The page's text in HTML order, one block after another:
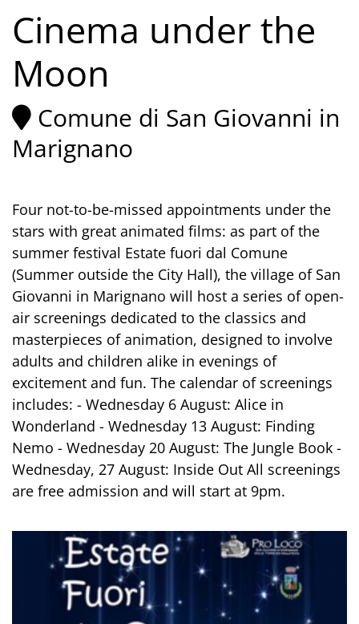
Cinema under the
Moon
Comune di San Giovanni in
Marignano
Four not-to-be-missed appointments under the
stars with great animated films: as part of the
summer festival Estate fuori dal Comune
(Summer outside the City Hall), the village of San
Giovanni in Marignano will host a series of open-
air screenings dedicated to the classics and
masterpieces of animation, designed to involve
adults and children alike in evenings of
excitement and fun. The calendar of screenings
includes: - Wednesday 6 August: Alice in
Wonderland - Wednesday 13 August: Finding
Nemo - Wednesday 20 August: The Jungle Book -
Wednesday, 27 August: Inside Out All screenings
are free admission and will start at 9pm.